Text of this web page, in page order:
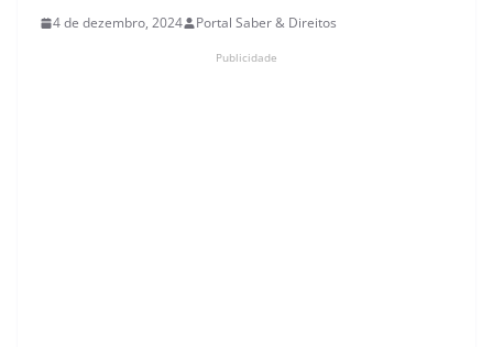
4 de dezembro, 2024 Portal Saber & Direitos
Publicidade